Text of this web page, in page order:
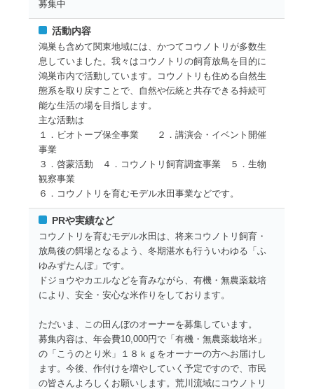
募集中
活動内容
鴻巣も含めて関東地域には、かつてコウノトリが多数生
息していました。我々はコウノトリの飼育放鳥を目的に
鴻巣市内で活動しています。コウノトリも住める自然生
態系を取り戻すことで、自然や伝統と共存できる持続可
能な生活の場を目指します。
主な活動は
１．ビオトープ保全事業 ２．講演会・イベント開催
事業
３．啓蒙活動 ４．コウノトリ飼育調査事業 ５．生物
観察事業
６．コウノトリを育むモデル水田事業などです。
PRや実績など
コウノトリを育むモデル水田は、将来コウノトリ飼育・
放鳥後の餌場となるよう、冬期湛水も行ういわゆる「ふ
ゆみずたんぼ」です。
ドジョウやカエルなどを育みながら、有機・無農薬栽培
により、安全・安心な米作りをしております。
ただいま、この田んぼのオーナーを募集しています。
募集内容は、年会費10,000円で「有機・無農薬栽培米」
の「こうのとり米」１８ｋｇをオーナーの方へお届けし
ます。今後、作付けを増やしていく予定ですので、市民
の皆さんよろしくお願いします。荒川流域にコウノトリ